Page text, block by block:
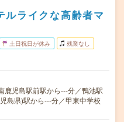
ルライクな高齢者マ
土日祝日が休み 残業なし
鹿児島駅前駅から---分／鴨池駅
島県)駅から---分／甲東中学校